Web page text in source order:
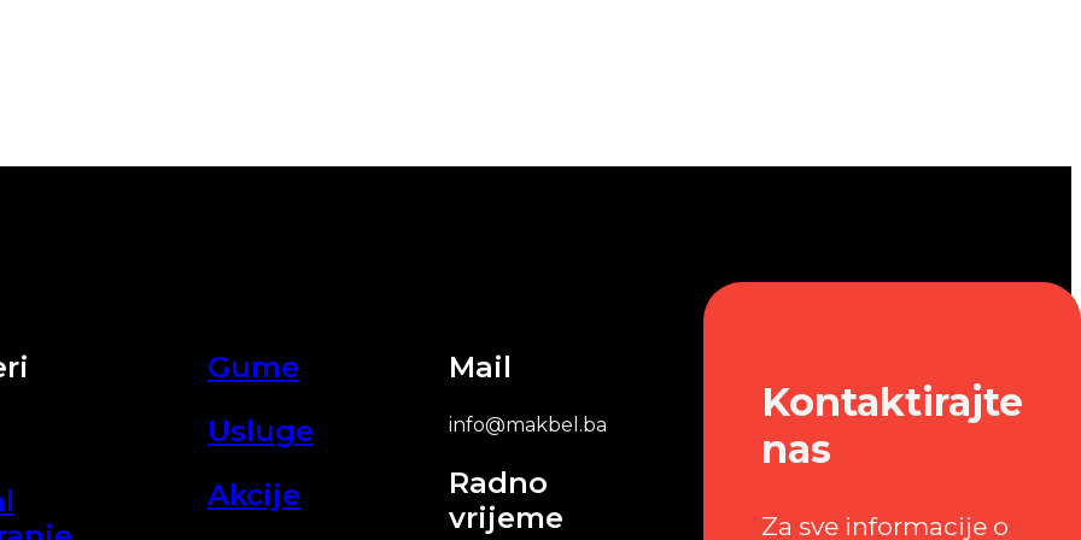
Gume
Usluge
Akcije
Mail
info@makbel.ba
Radno
vrijeme
Kontaktirajte
nas
Za sve informacije o